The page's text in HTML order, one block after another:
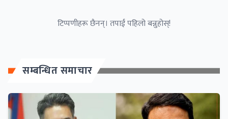
टिप्पणीहरू छैनन्। तपाईं पहिलो बन्नुहोस्!
सम्बन्धित समाचार